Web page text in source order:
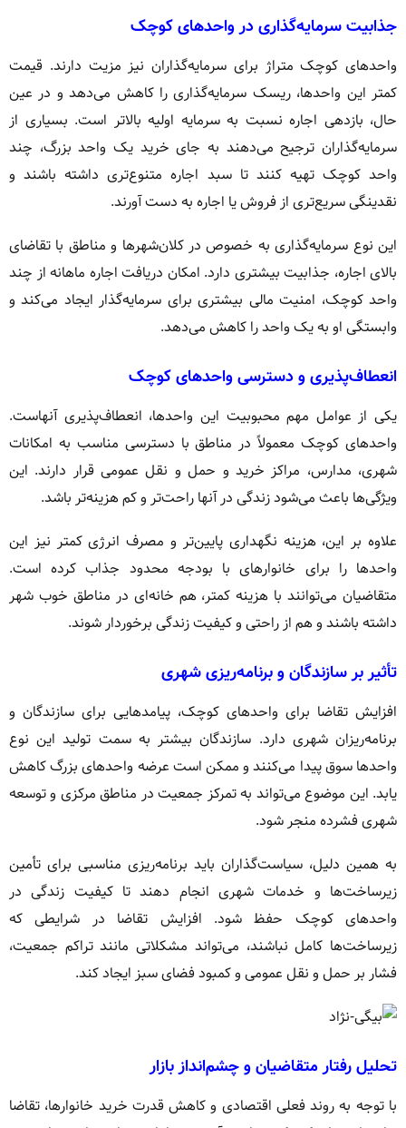
جذابیت سرمایه‌گذاری در واحدهای کوچک
واحدهای کوچک متراژ برای سرمایه‌گذاران نیز مزیت دارند. قیمت
کمتر این واحدها، ریسک سرمایه‌گذاری را کاهش می‌دهد و در عین
حال، بازدهی اجاره نسبت به سرمایه اولیه بالاتر است. بسیاری از
سرمایه‌گذاران ترجیح می‌دهند به جای خرید یک واحد بزرگ، چند
واحد کوچک تهیه کنند تا سبد اجاره متنوع‌تری داشته باشند و
نقدینگی سریع‌تری از فروش یا اجاره به دست آورند.
این نوع سرمایه‌گذاری به خصوص در کلان‌شهرها و مناطق با تقاضای
بالای اجاره، جذابیت بیشتری دارد. امکان دریافت اجاره ماهانه از چند
واحد کوچک، امنیت مالی بیشتری برای سرمایه‌گذار ایجاد می‌کند و
وابستگی او به یک واحد را کاهش می‌دهد.
انعطاف‌پذیری و دسترسی واحدهای کوچک
یکی از عوامل مهم محبوبیت این واحدها، انعطاف‌پذیری آنهاست.
واحدهای کوچک معمولاً در مناطق با دسترسی مناسب به امکانات
شهری، مدارس، مراکز خرید و حمل و نقل عمومی قرار دارند. این
ویژگی‌ها باعث می‌شود زندگی در آنها راحت‌تر و کم هزینه‌تر باشد.
علاوه بر این، هزینه نگهداری پایین‌تر و مصرف انرژی کمتر نیز این
واحدها را برای خانوارهای با بودجه محدود جذاب کرده است.
متقاضیان می‌توانند با هزینه کمتر، هم خانه‌ای در مناطق خوب شهر
داشته باشند و هم از راحتی و کیفیت زندگی برخوردار شوند.
تأثیر بر سازندگان و برنامه‌ریزی شهری
افزایش تقاضا برای واحدهای کوچک، پیامدهایی برای سازندگان و
برنامه‌ریزان شهری دارد. سازندگان بیشتر به سمت تولید این نوع
واحدها سوق پیدا می‌کنند و ممکن است عرضه واحدهای بزرگ کاهش
یابد. این موضوع می‌تواند به تمرکز جمعیت در مناطق مرکزی و توسعه
شهری فشرده منجر شود.
به همین دلیل، سیاست‌گذاران باید برنامه‌ریزی مناسبی برای تأمین
زیرساخت‌ها و خدمات شهری انجام دهند تا کیفیت زندگی در
واحدهای کوچک حفظ شود. افزایش تقاضا در شرایطی که
زیرساخت‌ها کامل نباشند، می‌تواند مشکلاتی مانند تراکم جمعیت،
فشار بر حمل و نقل عمومی و کمبود فضای سبز ایجاد کند.
تحلیل رفتار متقاضیان و چشم‌انداز بازار
با توجه به روند فعلی اقتصادی و کاهش قدرت خرید خانوارها، تقاضا